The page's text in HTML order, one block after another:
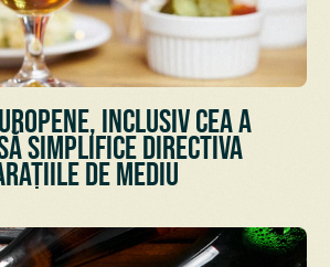
inclusiv cea a
simplifice Directiva
de mediu